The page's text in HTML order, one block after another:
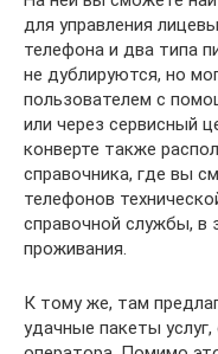
для управления
телефона и два типа
не дублируются, но
пользователем с
или через сервисный
конверте также
справочника, где вы
телефонов
справочной службы, в
проживания.
К тому же, там
удачные пакеты